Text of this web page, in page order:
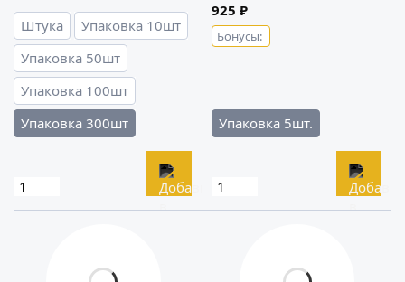
Штука
Упаковка 10шт
Упаковка 50шт
Упаковка 100шт
Упаковка 300шт
925 ₽
Бонусы:
Упаковка 5шт.